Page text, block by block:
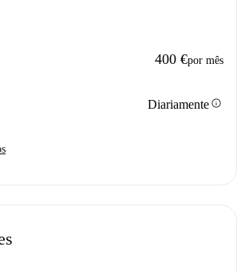
400 €por mês
Diariamenteinfo